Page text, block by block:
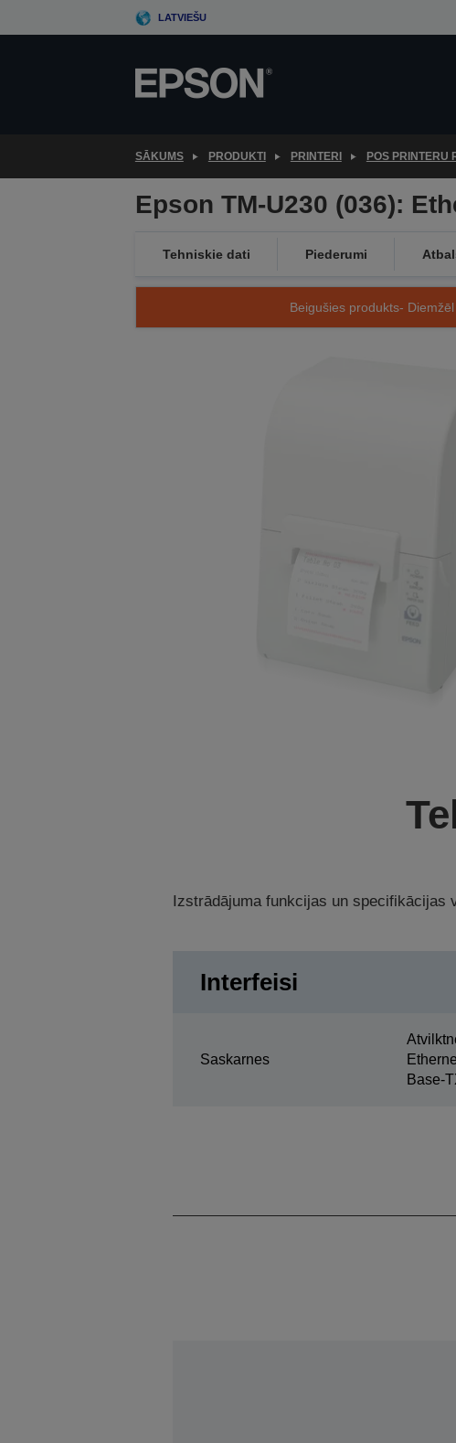
to
LATVIEŠU
SĀKUMS PRODUKTI PRINTERI POS PRINTERU
Epson TM-U230 (036):
Tehniskie dati Piederumi
Beigušies produkts-
Izstrādājuma funkcijas un specifikācijas
Interfeisi
Saskarnes
Base-